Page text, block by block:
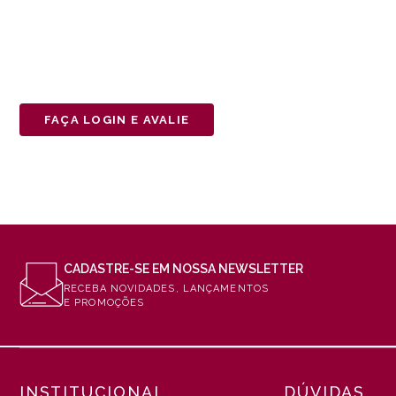
FAÇA LOGIN E AVALIE
CADASTRE-SE EM NOSSA NEWSLETTER
RECEBA NOVIDADES, LANÇAMENTOS
E PROMOÇÕES
INSTITUCIONAL DÚVIDAS